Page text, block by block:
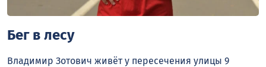
Бег в лесу
Владимир Зотович живёт у пересечения улицы 9